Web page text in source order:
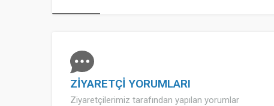
ZİYARETÇİ YORUMLARI
Ziyaretçilerimiz tarafından yapılan yorumlar